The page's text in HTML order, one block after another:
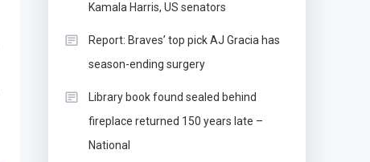
Kamala Harris, US senators
Report: Braves’ top pick AJ Gracia has
season-ending surgery
Library book found sealed behind
fireplace returned 150 years late –
National